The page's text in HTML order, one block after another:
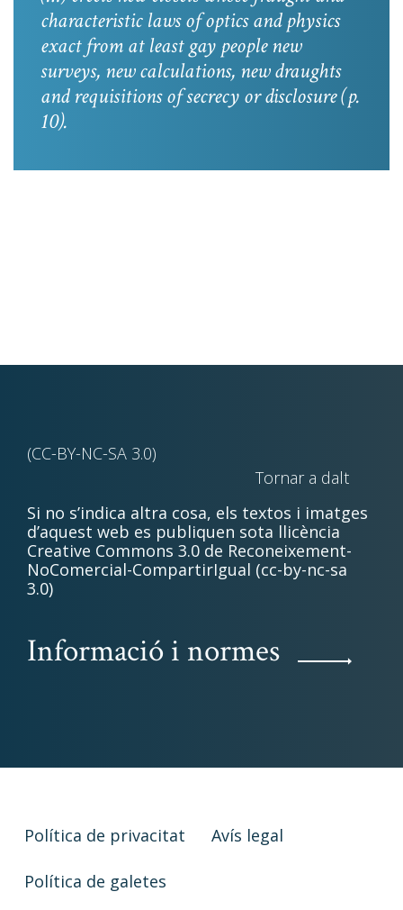
characteristic laws of optics and physics
exact from at least gay people new
surveys, new calculations, new draughts
and requisitions of secrecy or disclosure(p.
10).
(CC-BY-NC-SA 3.0)
Tornar a dalt
Si no s’indica altra cosa, els textos i imatges
d’aquest web es publiquen sota llicència
Creative Commons 3.0 de Reconeixement-
NoComercial-CompartirIgual (cc-by-nc-sa
3.0)
Informació i normes
Política de privacitat Avís legal
Política de galetes